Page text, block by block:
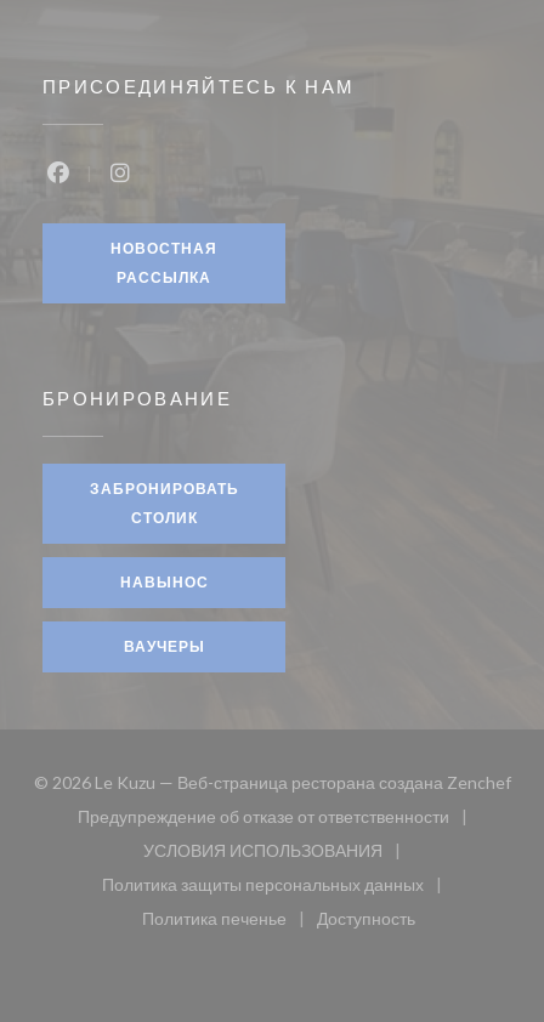
ПРИСОЕДИНЯЙТЕСЬ К НАМ
НОВОСТНАЯ
РАССЫЛКА
БРОНИРОВАНИЕ
ЗАБРОНИРОВАТЬ
СТОЛИК
НАВЫНОС
ВАУЧЕРЫ
© 2026 Le Kuzu — Веб-страница ресторана создана Zenchef
Предупреждение об отказе от ответственности
((открывается в новом окне))
УСЛОВИЯ ИСПОЛЬЗОВАНИЯ
((открывается в новом окне))
Политика защиты персональных данных
((открывается в новом окне))
Политика печенье
((открывается в новом окне))
Доступность